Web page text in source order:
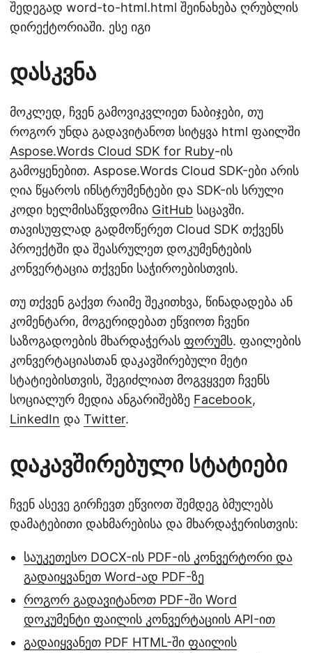
შედეგად word-to-html.html შეინახება ღრუბლის
დირექტორიაში. ესე იგი
დასკვნა
მოკლედ, ჩვენ გამოვიკვლიეთ ნაბიჯები, თუ
როგორ უნდა გადავიტანოთ სიტყვა html ფაილში
Aspose.Words Cloud SDK for Ruby-ის
გამოყენებით. Aspose.Words Cloud SDK-ები არის
ღია წყაროს ინსტრუმენტები და SDK-ის სრული
კოდი ხელმისაწვდომია GitHub საცავში.
თავისუფლად გადმოწერეთ Cloud SDK თქვენს
პროექტში და შეასრულეთ დოკუმენტების
კონვერტაცია თქვენი საჭიროებისთვის.
თუ თქვენ გაქვთ რაიმე შეკითხვა, წინადადება ან
კომენტარი, მოგერიდებათ ეწვიოთ ჩვენი
საზოგადოების მხარდაჭერას ფორუმს. ფაილების
კონვერტაციასთან დაკავშირებული მეტი
სტატიებისთვის, შეგიძლიათ მოგვყვეთ ჩვენს
სოციალურ მედია ანგარიშებზე Facebook,
LinkedIn და Twitter.
დაკავშირებული სტატიები
ჩვენ ასევე გირჩევთ ეწვიოთ შემდეგ ბმულებს
დამატებითი დახმარებისა და მხარდაჭერისთვის:
საუკეთესო DOCX-ის PDF-ის კონვერტორი და
გადაიყვანეთ Word-ად PDF-ზე
როგორ გადავიტანოთ PDF-ში Word
დოკუმენტი ფაილის კონვერტაციის API-ით
გადაიყვანეთ PDF HTML-ში ფაილის